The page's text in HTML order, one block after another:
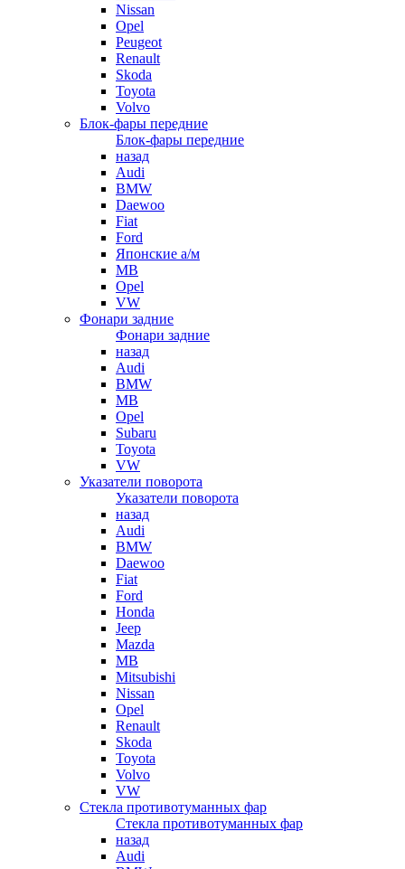
Nissan
Opel
Peugeot
Renault
Skoda
Toyota
Volvo
Блок-фары передние
Блок-фары передние
назад
Audi
BMW
Daewoo
Fiat
Ford
Японские а/м
MB
Opel
VW
Фонари задние
Фонари задние
назад
Audi
BMW
MB
Opel
Subaru
Toyota
VW
Указатели поворота
Указатели поворота
назад
Audi
BMW
Daewoo
Fiat
Ford
Honda
Jeep
Mazda
MB
Mitsubishi
Nissan
Opel
Renault
Skoda
Toyota
Volvo
VW
Стекла противотуманных фар
Стекла противотуманных фар
назад
Audi